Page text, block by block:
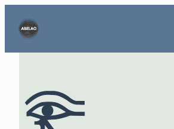
contenu